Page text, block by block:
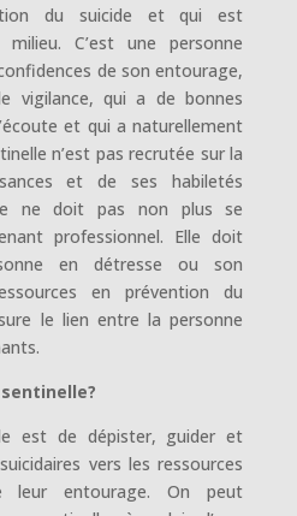
du suicide et qui est
C’est une personne
de son entourage,
vigilance, qui a de bonnes
et qui a naturellement
n’est pas recrutée sur la
et de ses habiletés
ne doit pas non plus se
professionnel. Elle doit
en détresse ou son
en prévention du
le lien entre la personne
est de dépister, guider et
vers les ressources
leur entourage. On peut